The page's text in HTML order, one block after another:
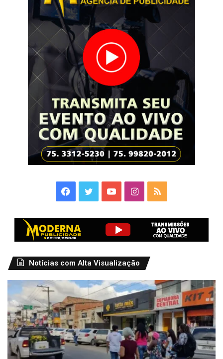
Facebook
TwitterYouTubeInstagram
RSS
Notícias com Alta Visualização